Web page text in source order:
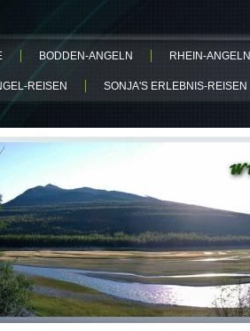
BODDEN-ANGELN RHEIN-ANGELN
REISEN SONJA'S ERLEBNIS-REISEN